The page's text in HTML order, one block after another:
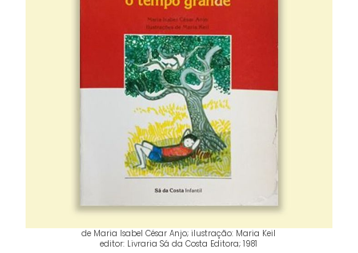
de Maria Isabel César Anjo; ilustração: Maria Keil
editor: Livraria Sá da Costa Editora; 1981